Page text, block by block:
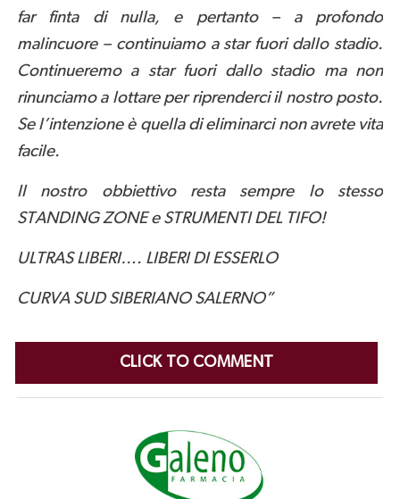
far finta di nulla, e pertanto – a profondo
malincuore – continuiamo a star fuori dallo stadio.
Continueremo a star fuori dallo stadio ma non
rinunciamo a lottare per riprenderci il nostro posto.
Se l’intenzione è quella di eliminarci non avrete vita
facile.
Il nostro obbiettivo resta sempre lo stesso
STANDING ZONE e STRUMENTI DEL TIFO!
ULTRAS LIBERI…. LIBERI DI ESSERLO
CURVA SUD SIBERIANO SALERNO”
CLICK TO COMMENT